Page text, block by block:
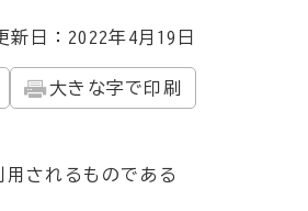
新日： 2022年4月19日
大きな字で印刷
されるものである